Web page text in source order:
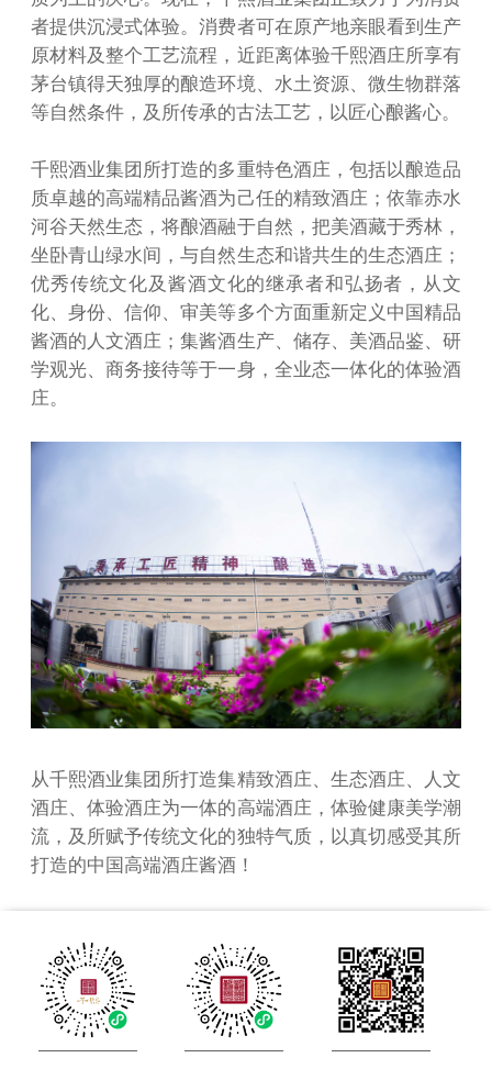
者提供沉浸式体验。消费者可在原产地亲眼看到生产
原材料及整个工艺流程，近距离体验千熙酒庄所享有
茅台镇得天独厚的酿造环境、水土资源、微生物群落
等自然条件，及所传承的古法工艺，以匠心酿酱心。
千熙酒业集团所打造的多重特色酒庄，包括以酿造品
质卓越的高端精品酱酒为己任的精致酒庄；依靠赤水
河谷天然生态，将酿酒融于自然，把美酒藏于秀林，
坐卧青山绿水间，与自然生态和谐共生的生态酒庄；
优秀传统文化及酱酒文化的继承者和弘扬者，从文
化、身份、信仰、审美等多个方面重新定义中国精品
酱酒的人文酒庄；集酱酒生产、储存、美酒品鉴、研
学观光、商务接待等于一身，全业态一体化的体验酒
庄。
从千熙酒业集团所打造集精致酒庄、生态酒庄、人文
酒庄、体验酒庄为一体的高端酒庄，体验健康美学潮
流，及所赋予传统文化的独特气质，以真切感受其所
打造的中国高端酒庄酱酒！